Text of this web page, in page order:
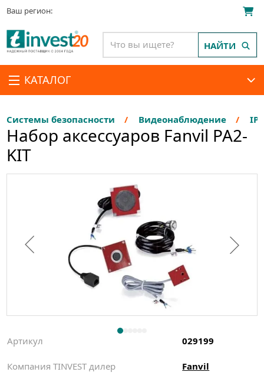
Ваш регион:
КАТАЛОГ
НАЙТИ
Системы безопасности Видеонаблюдение
Набор аксессуаров Fanvil PA2-
KIT
Артикул 029199
Компания TINVEST дилер Fanvil